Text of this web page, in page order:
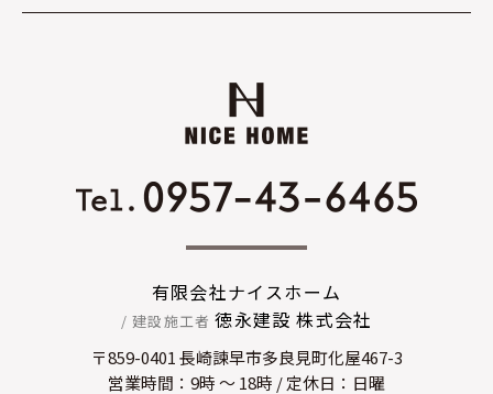
有限会社ナイスホーム
/ 建設施工者徳永建設 株式会社
〒859-0401 長崎諫早市多良見町化屋467-3
営業時間：9時 〜 18時 / 定休日：日曜